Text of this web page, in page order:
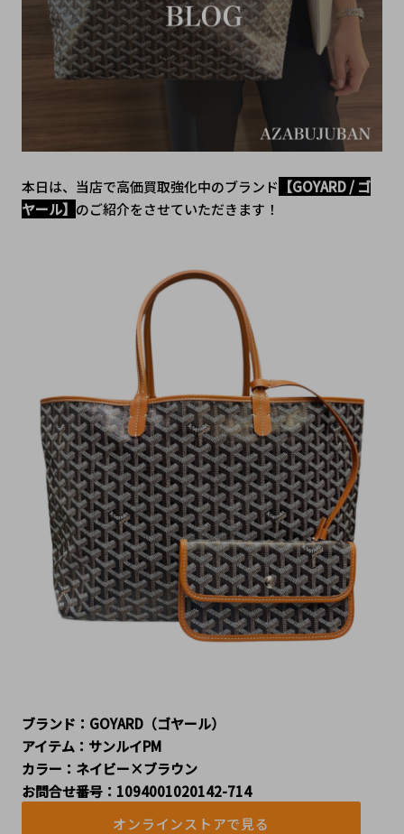
本日は、当店で高価買取強化中のブランド 【GOYARD / ゴ
ヤール】 のご紹介をさせていただきます！
ブランド：GOYARD（ゴヤール）
アイテム：サンルイPM
カラー：ネイビー×ブラウン
お問合せ番号：1094001020142-714
オンラインストアで見る